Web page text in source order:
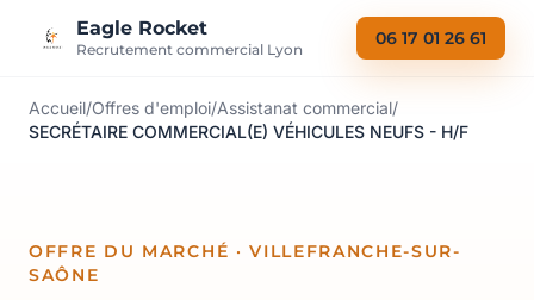
Eagle Rocket
Recrutement commercial Lyon
06 17 01 26 61
Accueil/Offres d'emploi/Assistanat commercial/
SECRÉTAIRE COMMERCIAL(E) VÉHICULES NEUFS - H/F
OFFRE DU MARCHÉ · VILLEFRANCHE-SUR-
SAÔNE